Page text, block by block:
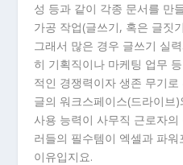
성 등과 같이 각종 문서를 만
가공 작업(글쓰기, 혹은 글짓
그래서 많은 경우 글쓰기 실
히 기획직이나 마케팅 업무
적인 경쟁력이자 생존 무기
글의 워크스페이스(드라이브
사용 능력이 사무직 근로자
러들의 필수템이 엑셀과 파
이유입지요.